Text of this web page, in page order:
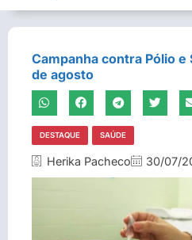
Campanha contra Pólio e
de agosto
DESTAQUE SAÚDE
Herika Pacheco 30/07/